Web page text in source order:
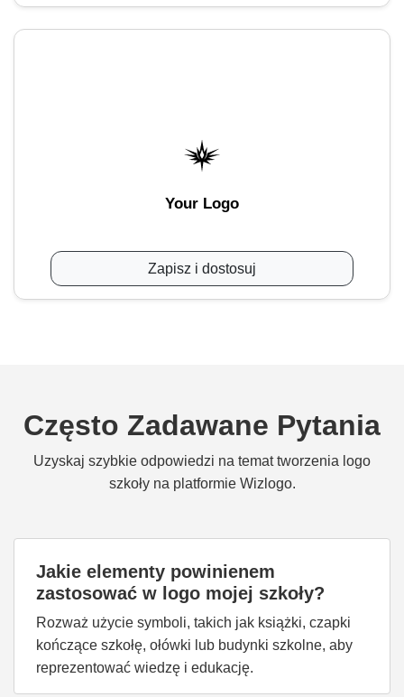
Your Logo
Zapisz i dostosuj
Często Zadawane Pytania
Uzyskaj szybkie odpowiedzi na temat tworzenia logo
szkoły na platformie Wizlogo.
Jakie elementy powinienem
zastosować w logo mojej szkoły?
Rozważ użycie symboli, takich jak książki, czapki
kończące szkołę, ołówki lub budynki szkolne, aby
reprezentować wiedzę i edukację.